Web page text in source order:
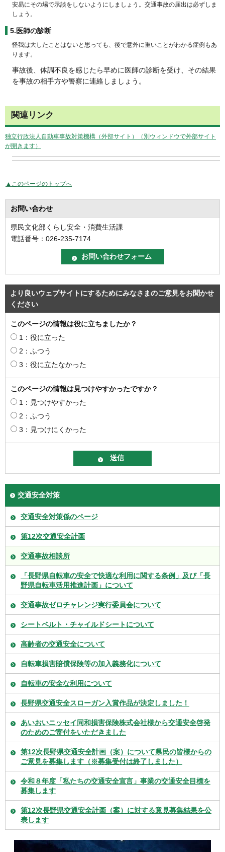
安易にその場で示談をしないようにしましょう。交通事故の届出は必ずしま
しょう。
5.医師の診断
怪我は大したことはないと思っても、後で意外に重いことがわかる症例もあ
ります。
事故後、体調不良を感じたら早めに医師の診断を受け、その結果
を事故の相手方や警察に連絡しましょう。
関連リンク
独立行政法人自動車事故対策機構（外部サイト）（別ウィンドウで外部サイト
が開きます）
▲このページのトップへ
お問い合わせ
県民文化部くらし安全・消費生活課
電話番号：026-235-7174
より良いウェブサイトにするためにみなさまのご意見をお聞かせ
ください
このページの情報は役に立ちましたか？
1：役に立った
2：ふつう
3：役に立たなかった
このページの情報は見つけやすかったですか？
1：見つけやすかった
2：ふつう
3：見つけにくかった
交通安全対策
交通安全対策係のページ
第12次交通安全計画
交通事故相談所
「長野県自転車の安全で快適な利用に関する条例」及び「長
野県自転車活用推進計画」について
交通事故ゼロチャレンジ実行委員会について
シートベルト・チャイルドシートについて
高齢者の交通安全について
自転車損害賠償保険等の加入義務化について
自転車の安全な利用について
長野県交通安全スローガン入賞作品が決定しました！
あいおいニッセイ同和損害保険株式会社様から交通安全啓発
のためのご寄付をいただきました
第12次長野県交通安全計画（案）について県民の皆様からの
ご意見を募集します（※募集受付は終了しました）
令和８年度「私たちの交通安全宣言」事業の交通安全目標を
募集します
第12次長野県交通安全計画（案）に対する意見募集結果を公
表します